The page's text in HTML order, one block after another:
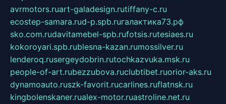
avrmotors.ruart-galadesign.rutiffany-c.ru
ecostep-samara.rud-p.spb.ruгалактика73.рф
sko.com.rudavitamebel-spb.rufotsis.rutesiaes.ru
kokoroyari.spb.rublesna-kazan.rumossilver.ru
lenderoq.rusergeydobrin.rutochkazvuka.msk.ru
people-of-art.rubezzubova.ruclubtibet.ruorior-aks.ru
dynamoauto.ruszk-favorit.rucarlines.ruflatnsk.ru
kingbolenskaner.rualex-motor.ruastroline.net.ru